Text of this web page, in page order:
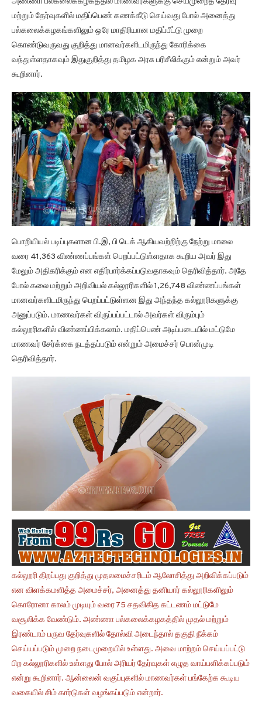
மற்றும் தேர்வுகளில் மதிப்பெண் கணக்கீடு செய்வது போல் அனைத்து
பல்கலைக்கழகங்களிலும் ஒரே மாதிரியான மதிப்பீட்டு முறை
கொண்டுவருவது குறித்து மானவர்களிடமிருந்து கோரிக்கை
வந்துள்ளதாகவும் இதுகுறித்து தமிழக அரசு பரிசீலிக்கும் என்றும் அவர்
கூறினார்.
பொறியியல் படிப்புகளான பி.இ, பி டெக் ஆகியவற்றிற்கு நேற்று மாலை
வரை 41,363 விண்ணப்பங்கள் பெறப்பட்டுள்ளதாக கூறிய அவர் இது
மேலும் அதிகரிக்கும் என எதிர்பார்க்கப்படுவதாகவும் தெரிவித்தார். அதே
போல் கலை மற்றும் அறிவியல் கல்லூரிகளில் 1,26,748 விண்ணப்பங்கள்
மானவர்களிடமிருந்து பெறப்பட்டுள்ளன இது அந்தந்த கல்லூரிகளுக்கு
அனுப்படும். மாணவர்கள் விருப்பப்பட்டால் அவர்கள் விரும்பும்
கல்லூரிகளில் விண்ணப்பிக்கலாம். மதிப்பெண் அடிப்படையில் மட்டுமே
மாணவர் சேர்க்கை நடத்தப்படும் என்றும் அமைச்சர் பொன்முடி
தெரிவித்தார்.
கல்லூரி திறப்பது குறித்து முதலமைச்சரிடம் ஆலோசித்து அறிவிக்கப்படும்
என விளக்கமளித்த அமைச்சர், அனைத்து தனியார் கல்லூரிகளிலும்
கொரோனா காலம் முடியும் வரை 75 சதவிகித கட்டணம் மட்டுமே
வசூலிக்க வேண்டும். அண்ணா பல்கலைக்கழகத்தில் முதல் மற்றும்
இரண்டாம் பருவ தேர்வுகளில் தோல்வி அடைந்தால் தகுதி நீக்கம்
செய்யப்படும் முறை நடைமுறையில் உள்ளது. அவை மாற்றம் செய்யப்பட்டு
பிற கல்லூரிகளில் உள்ளது போல் அரியர் தேர்வுகள் எழுத வாய்பளிக்கப்படும்
என்று கூறினார். ஆன்லைன் வகுப்புகளில் மாணவர்கள் பங்கேற்க கூடிய
வகையில் சிம் கார்டுகள் வழங்கப்படும் என்றார்.